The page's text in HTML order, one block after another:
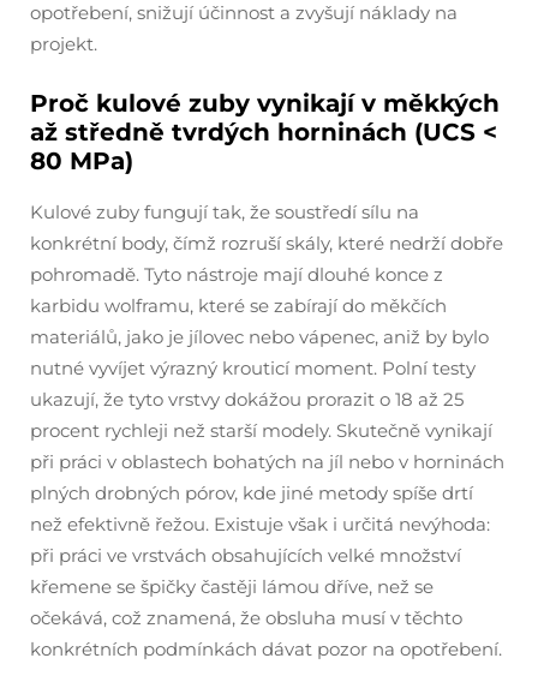
opotřebení, snižují účinnost a zvyšují náklady na
projekt.
Proč kulové zuby vynikají v měkkých
až středně tvrdých horninách (UCS <
80 MPa)
Kulové zuby fungují tak, že soustředí sílu na
konkrétní body, čímž rozruší skály, které nedrží dobře
pohromadě. Tyto nástroje mají dlouhé konce z
karbidu wolframu, které se zabírají do měkčích
materiálů, jako je jílovec nebo vápenec, aniž by bylo
nutné vyvíjet výrazný krouticí moment. Polní testy
ukazují, že tyto vrstvy dokážou prorazit o 18 až 25
procent rychleji než starší modely. Skutečně vynikají
při práci v oblastech bohatých na jíl nebo v horninách
plných drobných pórov, kde jiné metody spíše drtí
než efektivně řežou. Existuje však i určitá nevýhoda:
při práci ve vrstvách obsahujících velké množství
křemene se špičky častěji lámou dříve, než se
očekává, což znamená, že obsluha musí v těchto
konkrétních podmínkách dávat pozor na opotřebení.